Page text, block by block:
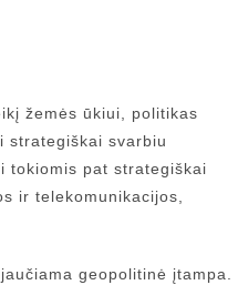
žemės ūkiui, politikas
strategiškai svarbiu
tokiomis pat strategiškai
ir telekomunikacijos,
geopolitinė įtampa.